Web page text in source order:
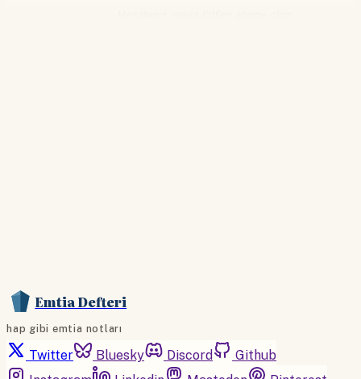
Emtia Defteri
hap gibi emtia notları
Twitter Bluesky Discord
Github